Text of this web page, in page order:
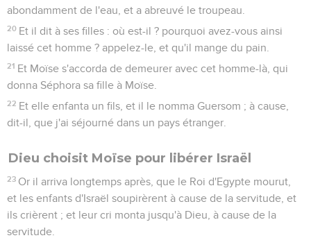
abondamment de l'eau, et a abreuvé le troupeau.
20 Et il dit à ses filles : où est-il ? pourquoi avez-vous ainsi
laissé cet homme ? appelez-le, et qu'il mange du pain.
21 Et Moïse s'accorda de demeurer avec cet homme-là, qui
donna Séphora sa fille à Moïse.
22 Et elle enfanta un fils, et il le nomma Guersom ; à cause,
dit-il, que j'ai séjourné dans un pays étranger.
Dieu choisit Moïse pour libérer Israël
23 Or il arriva longtemps après, que le Roi d'Egypte mourut,
et les enfants d'Israël soupirèrent à cause de la servitude, et
ils crièrent ; et leur cri monta jusqu'à Dieu, à cause de la
servitude.